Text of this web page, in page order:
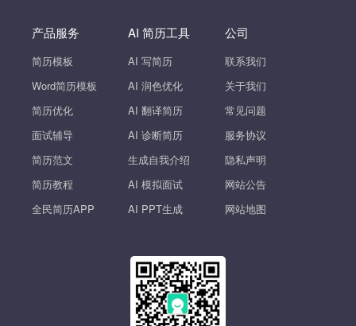
产品服务
简历模板
Word简历模板
简历优化
面试辅导
简历范文
简历教程
全民简历APP
AI 简历工具
AI 写简历
AI 润色优化
AI 翻译简历
AI 诊断简历
生成自我介绍
AI 模拟面试
AI PPT生成
公司
联系我们
关于我们
常见问题
服务协议
隐私声明
网站公告
网站地图